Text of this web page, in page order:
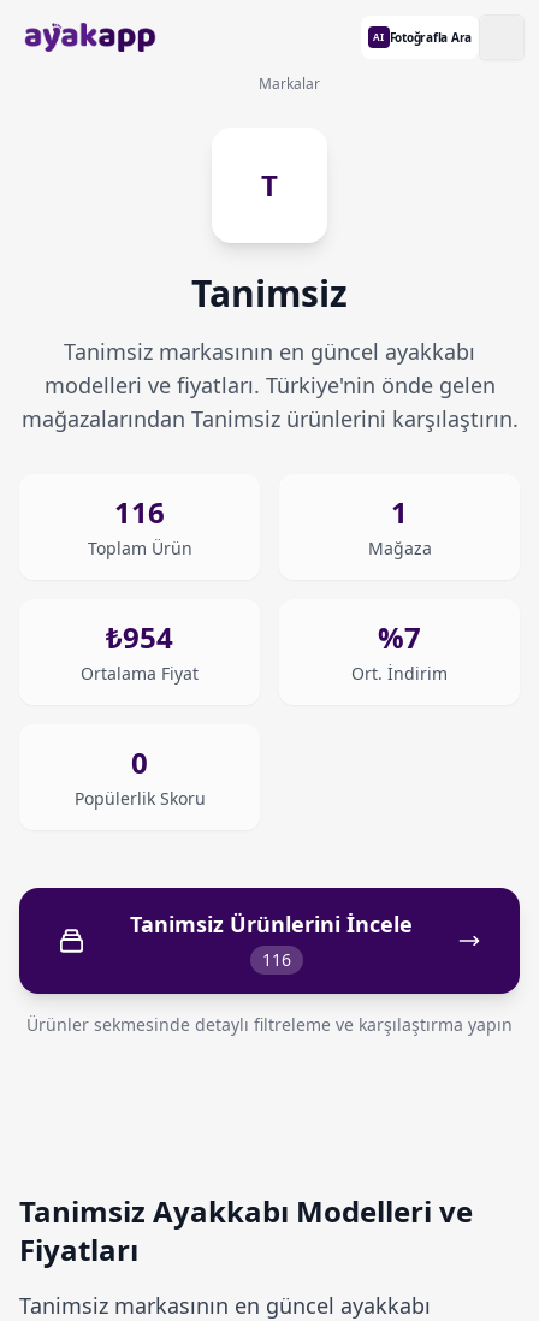
AI Fotoğrafla Ara
Markalar
T
Tanimsiz
Tanimsiz markasının en güncel ayakkabı
modelleri ve fiyatları. Türkiye'nin önde gelen
mağazalarından Tanimsiz ürünlerini karşılaştırın.
116
Toplam Ürün
1
Mağaza
₺954
Ortalama Fiyat
%7
Ort. İndirim
0
Popülerlik Skoru
116
Ürünler sekmesinde detaylı filtreleme ve karşılaştırma yapın
Tanimsiz Ayakkabı Modelleri ve
Fiyatları
Tanimsiz markasının en güncel ayakkabı